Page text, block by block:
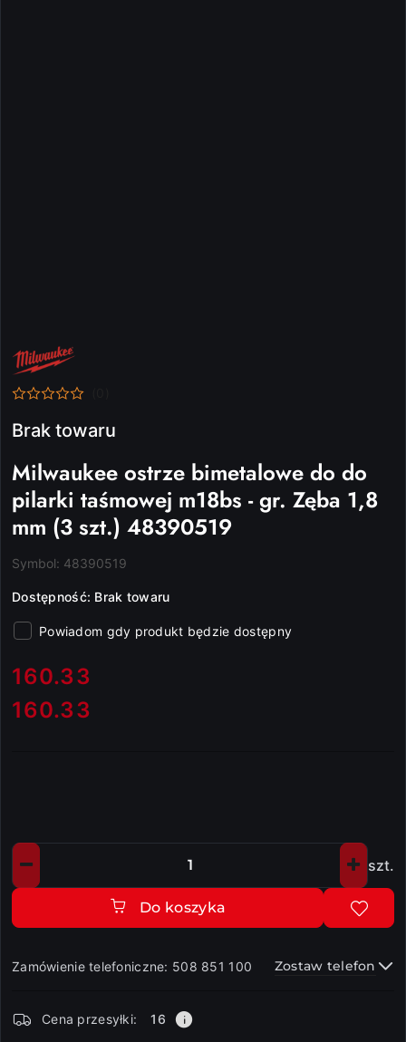
NAZWA
PRODUCENTA:
MILWAUKEE
Brak towaru
Milwaukee ostrze bimetalowe do do
pilarki taśmowej m18bs - gr. Zęba 1,8
mm (3 szt.) 48390519
Symbol: 48390519
Dostępność: Brak towaru
Powiadom gdy produkt będzie dostępny
cena:
160.33
Cena:
160.33
Ilość szt.
Do koszyka
Zamówienie telefoniczne: 508 851 100 Zostaw telefon
i
Cena przesyłki: 16